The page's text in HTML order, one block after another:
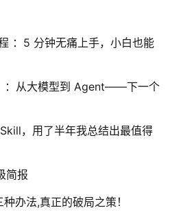
：5 分钟无痛上手，小白也能
：从大模型到 Agent——下一个
，用了半年我总结出最值得
简报
办法,真正的破局之策！